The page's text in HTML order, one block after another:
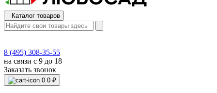
Каталог товаров
8 (495) 308-35-55
на связи с 9 до 18
Заказать звонок
0 0 ₽